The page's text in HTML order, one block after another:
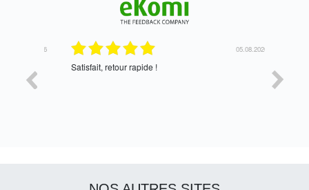
05.08.2026
Satisfait, retour rapide !